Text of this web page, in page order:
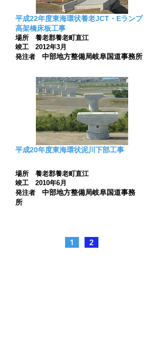
平成22年度東海環状養老JCT・Eランプ
高架橋床板工事
場所 養老郡養老町直江
竣工 2012年3月
発注者 中部地方整備局岐阜国道事務所
平成20年度東海環状泥川下部工事
場所 養老郡養老町直江
竣工 2010年6月
発注者 中部地方整備局岐阜国道事務
所
1 2